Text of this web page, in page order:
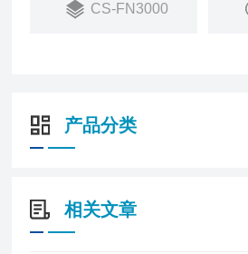
CS-FN3000
产品分类
相关文章